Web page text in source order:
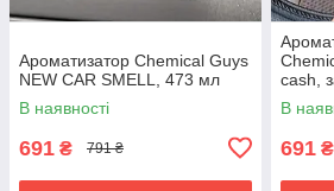
Ароматизатор Chemical Guys
NEW CAR SMELL, 473 мл
В наявності
691 ₴ 791 ₴
cash,
В
691 ₴